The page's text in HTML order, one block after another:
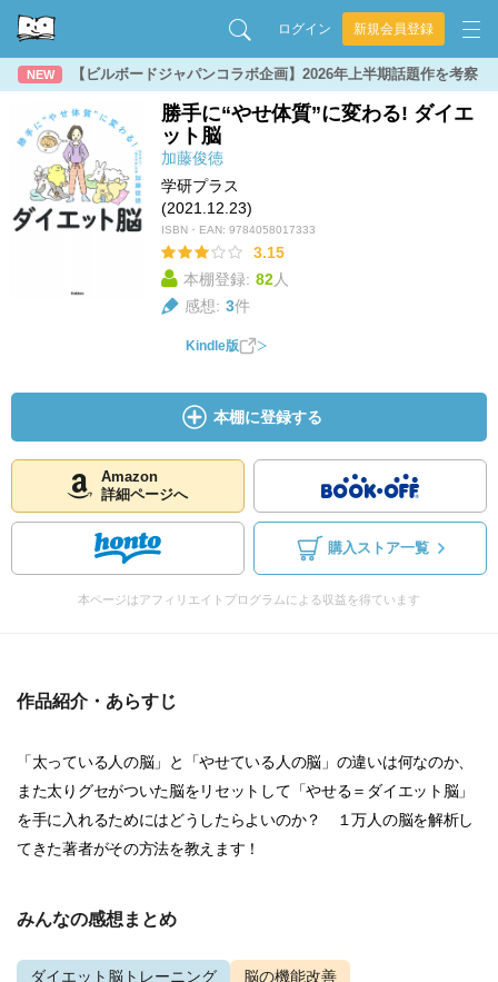
ログイン 新規会員登録
NEW 【ビルボードジャパンコラボ企画】2026年上半期話題作を考察
勝手に“やせ体質”に変わる! ダイエ
ット脳
加藤俊徳
学研プラス
(2021.12.23)
ISBN・EAN: 9784058017333
3.15
本棚登録: 82人
感想: 3件
Kindle版
本棚に登録する
Amazon
詳細ページへ
購入ストア一覧
本ページはアフィリエイトプログラムによる収益を得ています
作品紹介・あらすじ
「太っている人の脳」と「やせている人の脳」の違いは何なのか、
また太りグセがついた脳をリセットして「やせる＝ダイエット脳」
を手に入れるためにはどうしたらよいのか？ １万人の脳を解析し
てきた著者がその方法を教えます！
みんなの感想まとめ
ダイエット脳トレーニング
脳の機能改善